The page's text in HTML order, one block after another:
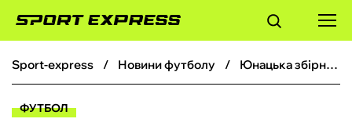
ФУТБОЛ
sport-express новини футболу Юнацька збірна України вирушила на Євро-2026: перший матч команда Михайленка проведе в понеділок
ФУТБОЛ